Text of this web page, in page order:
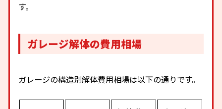
す。
ガレージ解体の費用相場
ガレージの構造別解体費用相場は以下の通りです。